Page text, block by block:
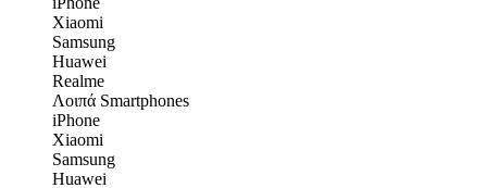
Xiaomi
Samsung
Huawei
Realme
Λοιπά Smartphones
iPhone
Xiaomi
Samsung
Huawei